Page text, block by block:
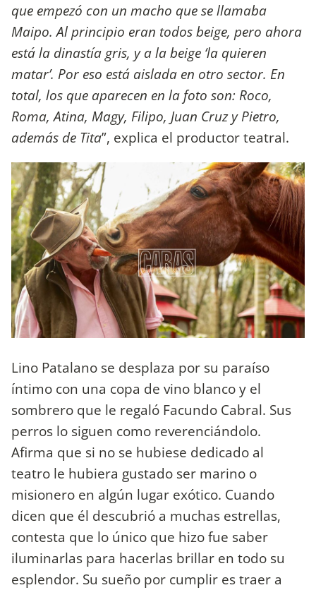
que empezó con un macho que se llamaba
Maipo. Al principio eran todos beige, pero ahora
está la dinastía gris, y a la beige ‘la quieren
matar’. Por eso está aislada en otro sector. En
total, los que aparecen en la foto son: Roco,
Roma, Atina, Magy, Filipo, Juan Cruz y Pietro,
además de Tita”, explica el productor teatral.
Lino Patalano se desplaza por su paraíso
íntimo con una copa de vino blanco y el
sombrero que le regaló Facundo Cabral. Sus
perros lo siguen como reverenciándolo.
Afirma que si no se hubiese dedicado al
teatro le hubiera gustado ser marino o
misionero en algún lugar exótico. Cuando
dicen que él descubrió a muchas estrellas,
contesta que lo único que hizo fue saber
iluminarlas para hacerlas brillar en todo su
esplendor. Su sueño por cumplir es traer a